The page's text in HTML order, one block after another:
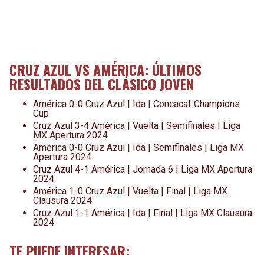
CRUZ AZUL VS AMÉRICA: ÚLTIMOS
RESULTADOS DEL CLÁSICO JOVEN
América 0-0 Cruz Azul | Ida | Concacaf Champions
Cup
Cruz Azul 3-4 América | Vuelta | Semifinales | Liga
MX Apertura 2024
América 0-0 Cruz Azul | Ida | Semifinales | Liga MX
Apertura 2024
Cruz Azul 4-1 América | Jornada 6 | Liga MX Apertura
2024
América 1-0 Cruz Azul | Vuelta | Final | Liga MX
Clausura 2024
Cruz Azul 1-1 América | Ida | Final | Liga MX Clausura
2024